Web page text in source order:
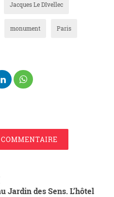
Jacques Le DIvellec
monument Paris
Jardin des Sens. L’hôtel